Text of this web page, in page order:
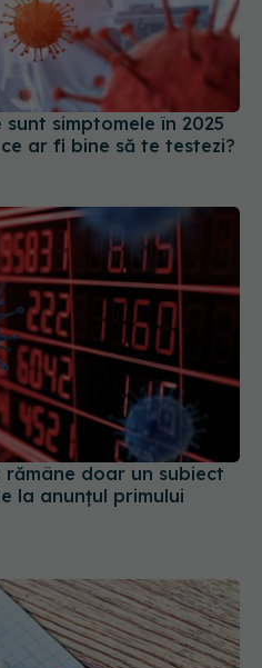
sunt simptomele în 2025
ar fi bine să te testezi?
rămâne doar un subiect
la anunțul primului